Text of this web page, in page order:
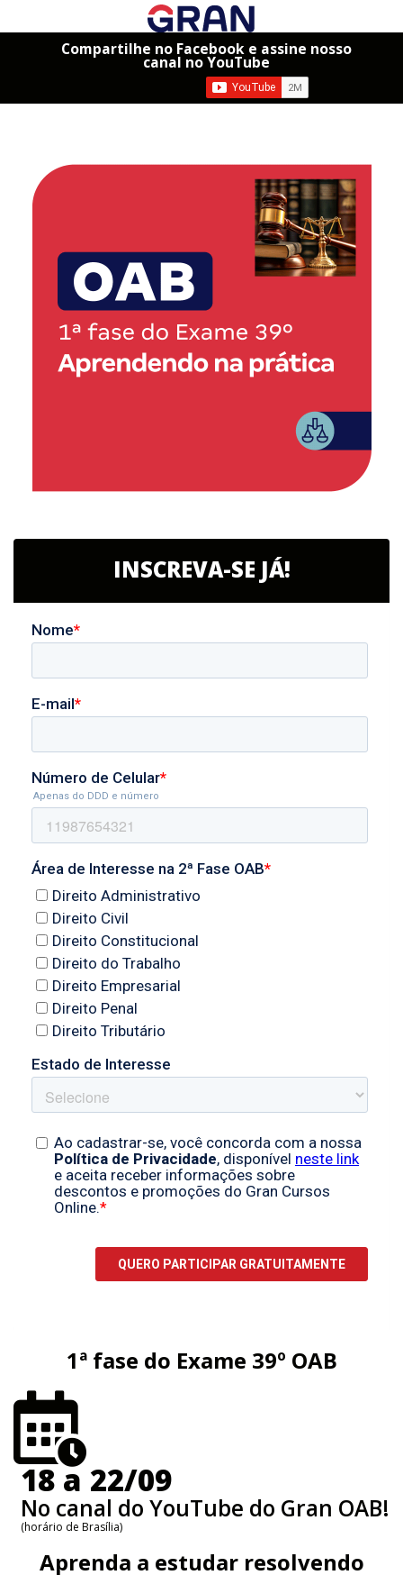
Compartilhe no Facebook e assine nosso
canal no YouTube
INSCREVA-SE JÁ!
1ª fase do Exame 39º OAB
18 a 22/09
No canal do YouTube do Gran OAB!
(horário de Brasília)
Aprenda a estudar resolvendo